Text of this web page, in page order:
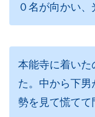
０名が向かい
本能寺に着いた
た。中から下
勢を見て慌てて